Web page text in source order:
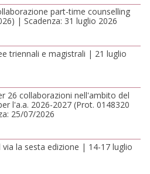
| Scadenza: 31 luglio 2026
l'a.a. 2026-2027 (Prot. 0148320
25/07/2026